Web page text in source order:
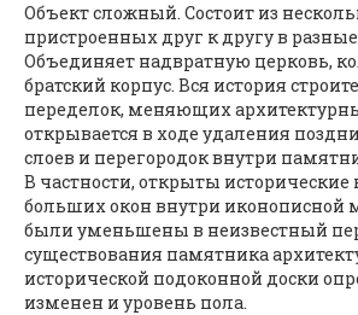
Объект сложный. Состоит из
пристроенных друг к другу в
Объединяет надвратную церковь,
братский корпус. Вся история
переделок, меняющих
открывается в ходе удаления
слоев и перегородок внутри
В частности, открыты исторические
больших окон внутри иконописной
были уменьшены в неизвестный
существования памятника
исторической подоконной доски
изменен и уровень пола.